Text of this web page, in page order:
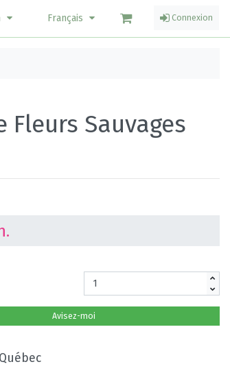
Français Connexion
Fleurs Sauvages
Avisez-moi